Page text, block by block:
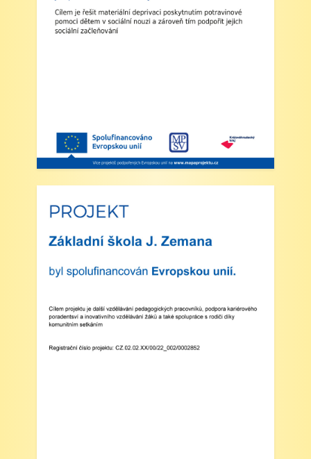
2. Výuka: Od úterý 2. září 2025 bude probíhat
výuka denně od 8:00 do 11:25 hodin.
schválenou přihláškou do ŠD).
5. Projekt „Obědy do škol“: Zákonní zástupci
žáků, kteří budou do projektu zapojeni,
předloží škole platné potvrzení z Úřadu práce o
pobírání dávek hmotné nouze. Tito zákonní
zástupci budou dne 2. září 2025 kontaktováni
V Náchodě dne 20. srpna 2025 Ing. Ivo
Zveřejněno: 29.5.2025